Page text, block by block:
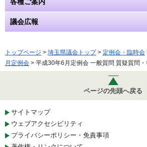
議会広報
トップページ > 埼玉県議会トップ> 定例会・臨時会
月定例会 > 平成30年6月定例会 一般質問 質疑質問・
ページの先頭へ戻る
サイトマップ
ウェブアクセシビリティ
プライバシーポリシー・免責事項